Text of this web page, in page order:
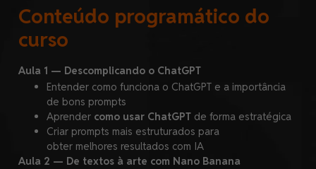
Conteúdo programático do
curso
Aula 1 — Descomplicando o ChatGPT
Entender como funciona o ChatGPT e a importância
de bons prompts
Aprender como usar ChatGPT de forma estratégica
Criar prompts mais estruturados para
obter melhores resultados com IA
Aula 2 — De textos à arte com Nano Banana